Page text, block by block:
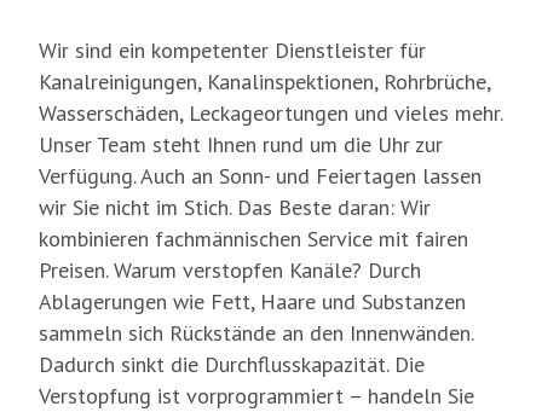
Wir sind ein kompetenter Dienstleister für
Kanalreinigungen, Kanalinspektionen, Rohrbrüche,
Wasserschäden, Leckageortungen und vieles mehr.
Unser Team steht Ihnen rund um die Uhr zur
Verfügung. Auch an Sonn- und Feiertagen lassen
wir Sie nicht im Stich. Das Beste daran: Wir
kombinieren fachmännischen Service mit fairen
Preisen. Warum verstopfen Kanäle? Durch
Ablagerungen wie Fett, Haare und Substanzen
sammeln sich Rückstände an den Innenwänden.
Dadurch sinkt die Durchflusskapazität. Die
Verstopfung ist vorprogrammiert – handeln Sie